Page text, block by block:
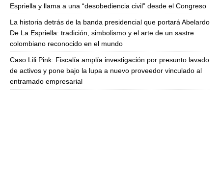
Espriella y llama a una “desobediencia civil” desde el Congreso
La historia detrás de la banda presidencial que portará Abelardo
De La Espriella: tradición, simbolismo y el arte de un sastre
colombiano reconocido en el mundo
Caso Lili Pink: Fiscalía amplía investigación por presunto lavado
de activos y pone bajo la lupa a nuevo proveedor vinculado al
entramado empresarial